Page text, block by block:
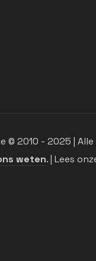
© 2010 - 2025 |
weten. | Lees